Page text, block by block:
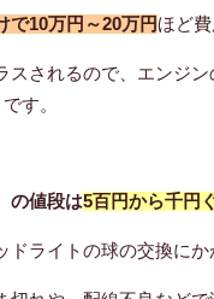
で10万円～20万円ほど
スされるので、エンジ
す。
の値段は5百円から千円
ドライトの球の交換に